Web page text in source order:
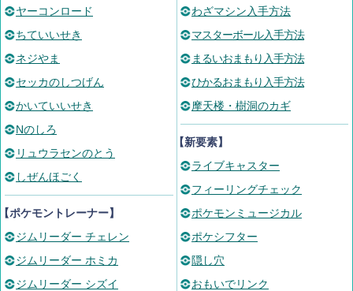
ヤーコンロード
ちていいせき
ネジやま
セッカのしつげん
かいていいせき
Nのしろ
リュウラセンのとう
しぜんほごく
ポケモントレーナー】
ジムリーダー チェレン
ジムリーダー ホミカ
ジムリーダー シズイ
わざマシン入手方法
マスターボール入手方法
まるいおまもり入手方法
ひかるおまもり入手方法
摩天楼・樹洞のカギ
【新要素】
ライブキャスター
フィーリングチェック
ポケモンミュージカル
ポケシフター
隠し穴
おもいでリンク